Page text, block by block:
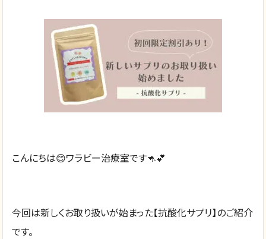
こんにちは😊ワラビー治療室です🦘💕
今回は新しくお取り扱いが始まった【抗酸化サプリ】のご紹介
です。